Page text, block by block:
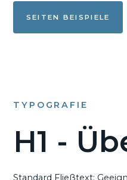
SEITEN BEISPIELE
TYPOGRAFIE
H1 -
Standard Fließtext: